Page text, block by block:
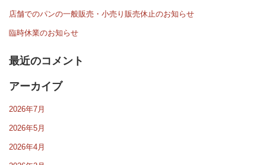
店舗でのパンの一般販売・小売り販売休止のお知らせ
臨時休業のお知らせ
最近のコメント
アーカイブ
2026年7月
2026年5月
2026年4月